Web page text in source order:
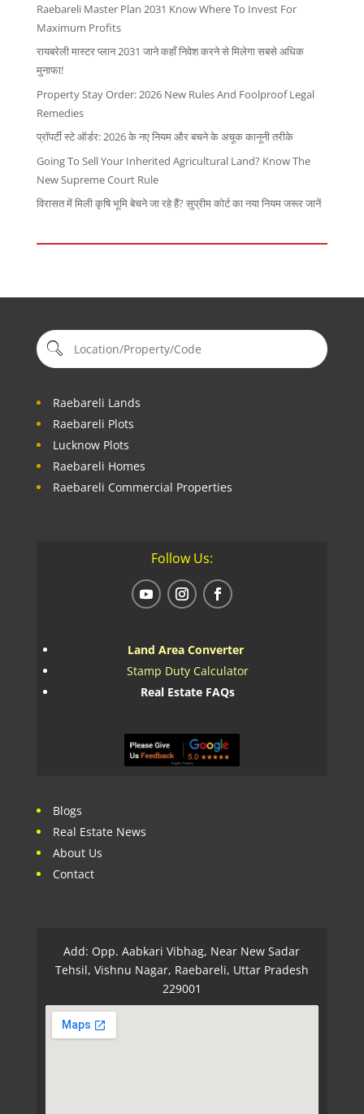
Raebareli Master Plan 2031 Know Where To Invest For
Maximum Profits
रायबरेली मास्टर प्लान 2031 जाने कहाँ निवेश करने से मिलेगा सबसे अधिक
मुनाफा!
Property Stay Order: 2026 New Rules And Foolproof Legal
Remedies
प्रॉपर्टी स्टे ऑर्डर: 2026 के नए नियम और बचने के अचूक कानूनी तरीके
Going To Sell Your Inherited Agricultural Land? Know The
New Supreme Court Rule
विरासत में मिली कृषि भूमि बेचने जा रहे हैं? सुप्रीम कोर्ट का नया नियम जरूर जानें
Raebareli Lands
Raebareli Plots
Lucknow Plots
Raebareli Homes
Raebareli Commercial Properties
Follow Us:
Land Area Converter
Stamp Duty Calculator
Real Estate FAQs
Blogs
Real Estate News
About Us
Contact
Add: Opp. Aabkari Vibhag, Near New Sadar
Tehsil, Vishnu Nagar, Raebareli, Uttar Pradesh
229001